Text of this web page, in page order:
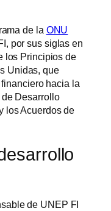
de la ONU
por sus siglas en
los Principios de
Unidas, que
hacia la
Desarrollo
los Acuerdos de
de UNEP FI